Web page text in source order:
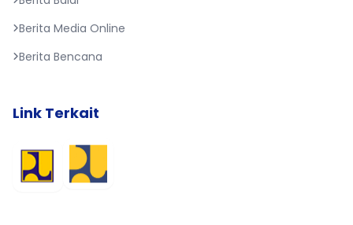
Berita Media Online
Berita Bencana
Link Terkait